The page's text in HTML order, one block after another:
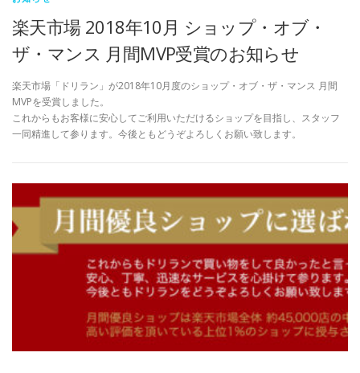
楽天市場 2018年10月 ショップ・オブ・
ザ・マンス 月間MVP受賞のお知らせ
楽天市場「ドリラン」が2018年10月度のショップ・オブ・ザ・マンス 月間
MVPを受賞しました。
これからもお客様に安心してご利用いただけるショップを目指し、スタッフ
一同精進して参ります。今後ともどうぞよろしくお願い致します。